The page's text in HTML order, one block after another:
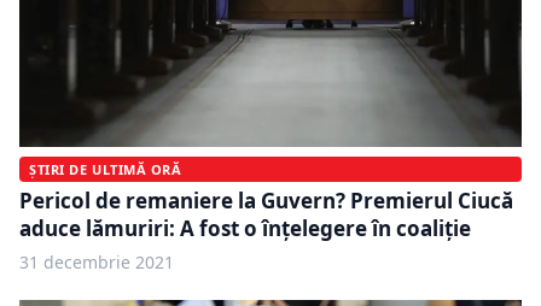
ȘTIRI DE ULTIMĂ ORĂ
Pericol de remaniere la Guvern? Premierul Ciucă
aduce lămuriri: A fost o înţelegere în coaliţie
31 decembrie 2021